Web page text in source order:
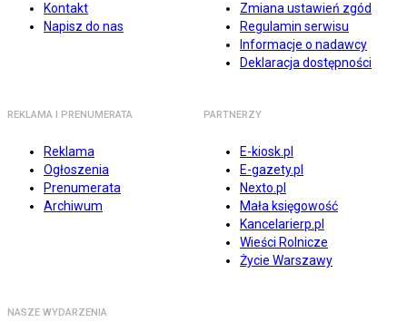
Kontakt
Napisz do nas
Zmiana ustawień zgód
Regulamin serwisu
Informacje o nadawcy
Deklaracja dostępności
REKLAMA I PRENUMERATA
Reklama
Ogłoszenia
Prenumerata
Archiwum
PARTNERZY
E-kiosk.pl
E-gazety.pl
Nexto.pl
Mała księgowość
Kancelarierp.pl
Wieści Rolnicze
Życie Warszawy
NASZE WYDARZENIA